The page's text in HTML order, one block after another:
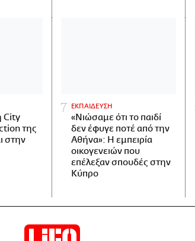
City
της
στην
ΕΚΠΑΙΔΕΥΣΗ
«Νιώσαμε ότι το παιδί
δεν έφυγε ποτέ από την
Αθήνα»: Η εμπειρία
οικογενειών που
επέλεξαν σπουδές στην
Κύπρο